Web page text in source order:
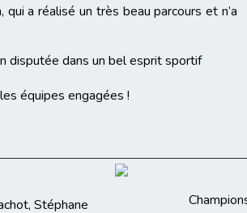
qui a réalisé un très beau parcours et n’a
disputée dans un bel esprit sportif
équipes engagées !
Stéphane